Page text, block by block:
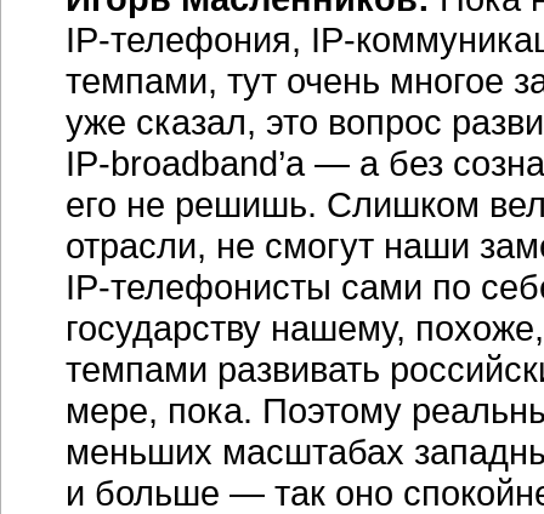
IP-телефония, IP-
темпами, тут очень многое
уже сказал, это вопрос
IP-broadband’а— а без
его не решишь. Слишком
отрасли, не смогут наши
IP-телефонисты сами по
государству нашему,
темпами развивать
мере, пока. Поэтому
меньших масштабах
и больше — так оно